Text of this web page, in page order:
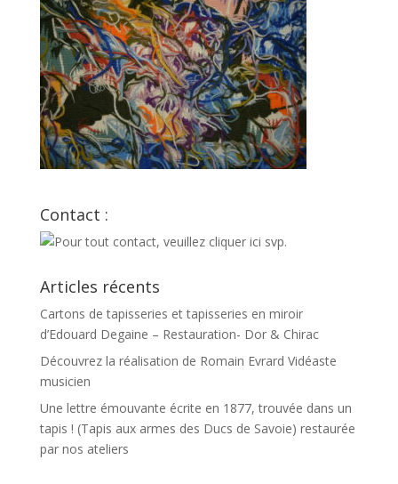
Contact :
Articles récents
Cartons de tapisseries et tapisseries en miroir
d’Edouard Degaine – Restauration- Dor & Chirac
Découvrez la réalisation de Romain Evrard Vidéaste
musicien
Une lettre émouvante écrite en 1877, trouvée dans un
tapis ! (Tapis aux armes des Ducs de Savoie) restaurée
par nos ateliers